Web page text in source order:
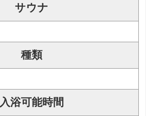
サウナ
種類
入浴可能時間